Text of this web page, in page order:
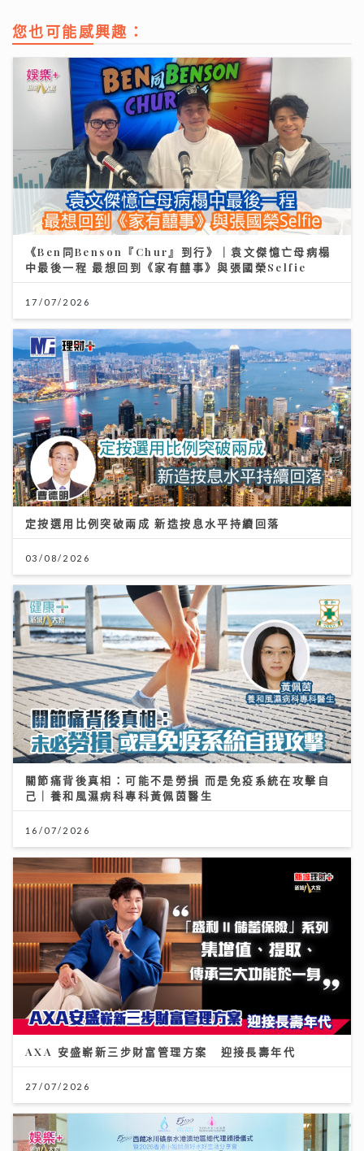
您也可能感興趣：
《Ben同Benson『Chur』到行》｜袁文傑憶亡母病榻
中最後一程 最想回到《家有囍事》與張國榮Selfie
17/07/2026
定按選用比例突破兩成 新造按息水平持續回落
03/08/2026
關節痛背後真相：可能不是勞損 而是免疫系統在攻擊自
己｜養和風濕病科專科黃佩茵醫生
16/07/2026
AXA 安盛嶄新三步財富管理方案 迎接長壽年代
27/07/2026